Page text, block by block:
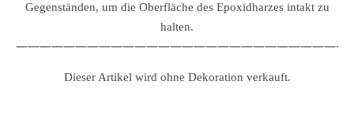
Gegenständen, um die Oberfläche des Epoxidharzes intakt zu
halten.
Dieser Artikel wird ohne Dekoration verkauft.